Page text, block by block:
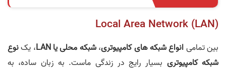
Local Area Network (LAN)
بین تمامیانواع شبکه های کامپیوتری،شبکه محلی یا LAN ، یکنوع
شبکه کامپیوتری بسیار رایج در زندگی ماست. به زبان ساده، به